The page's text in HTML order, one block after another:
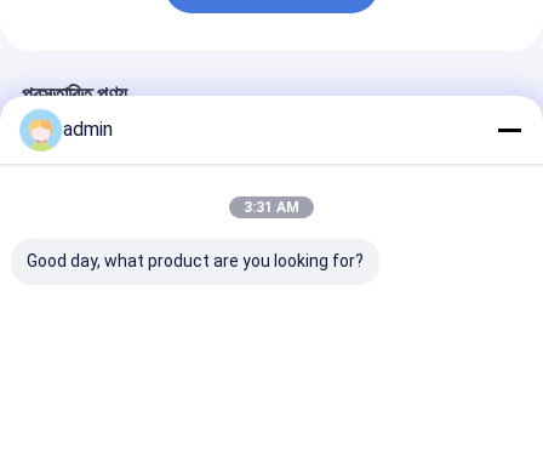
প্রস্তাবিত পণ্য
admin
3:31 AM
Good day, what product are you looking for?